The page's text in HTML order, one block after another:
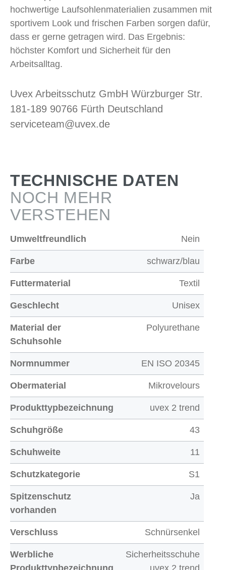
hochwertige Laufsohlenmaterialien zusammen mit
sportivem Look und frischen Farben sorgen dafür,
dass er gerne getragen wird. Das Ergebnis:
höchster Komfort und Sicherheit für den
Arbeitsalltag.
Uvex Arbeitsschutz GmbH Würzburger Str.
181-189 90766 Fürth Deutschland
serviceteam@uvex.de
TECHNISCHE DATEN
NOCH MEHR
VERSTEHEN
Umweltfreundlich Nein
Farbe schwarz/blau
Futtermaterial Textil
Geschlecht Unisex
Material der
Schuhsohle
Polyurethane
Normnummer EN ISO 20345
Obermaterial Mikrovelours
Produkttypbezeichnung uvex 2 trend
Schuhgröße 43
Schuhweite 11
Schutzkategorie S1
Spitzenschutz
vorhanden
Ja
Verschluss Schnürsenkel
Werbliche
Produkttypbezeichnung
Sicherheitsschuhe
uvex 2 trend